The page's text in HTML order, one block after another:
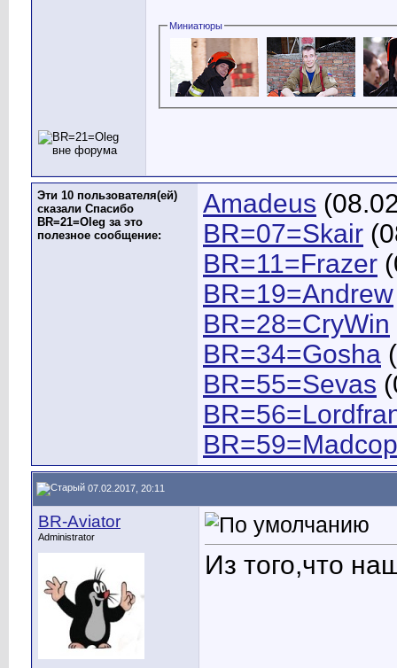
Миниатюры
Эти 10 пользователя(ей)
сказали Спасибо
BR=21=Oleg за это
полезное сообщение:
Amadeus
BR=07=Skair
BR=11=Frazer
BR=19=Andrew
BR=28=CryWin
BR=34=Gosha
BR=55=Sevas
BR=59=Madcop
07.02.2017, 20:11
BR-Aviator
Administrator
Из того,что